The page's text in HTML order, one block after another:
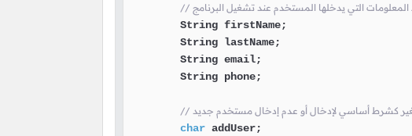
التي يدخلها المستخدم عند تشغيل البرنامج
        String firstName;
        String lastName;
        String email;
        String phone;
كشرط أساسي لإدخال أو عدم إدخال مستخدم جديد
char addUser;